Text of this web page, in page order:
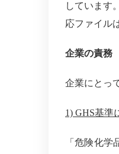
しています。
応ファイル
企業の責務
企業にとっ
1) GHS基準
「危険化